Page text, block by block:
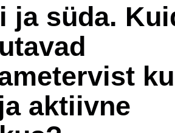
ja süda.
aktiivne